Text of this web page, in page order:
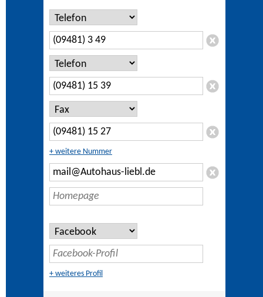
+ weitere Nummer
+ weiteres Profil